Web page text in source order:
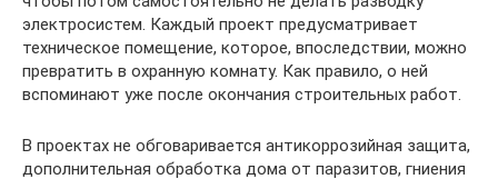
электросистем. Каждый проект предусматривает
техническое помещение, которое, впоследствии, можно
превратить в охранную комнату. Как правило, о ней
вспоминают уже после окончания строительных работ.
В проектах не обговаривается антикоррозийная защита,
дополнительная обработка дома от паразитов, гниения